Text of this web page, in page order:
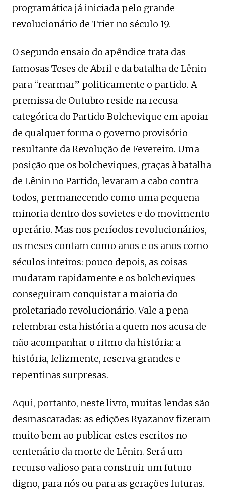
programática já iniciada pelo grande
revolucionário de Trier no século 19.
O segundo ensaio do apêndice trata das
famosas Teses de Abril e da batalha de Lênin
para “rearmar” politicamente o partido. A
premissa de Outubro reside na recusa
categórica do Partido Bolchevique em apoiar
de qualquer forma o governo provisório
resultante da Revolução de Fevereiro. Uma
posição que os bolcheviques, graças à batalha
de Lênin no Partido, levaram a cabo contra
todos, permanecendo como uma pequena
minoria dentro dos sovietes e do movimento
operário. Mas nos períodos revolucionários,
os meses contam como anos e os anos como
séculos inteiros: pouco depois, as coisas
mudaram rapidamente e os bolcheviques
conseguiram conquistar a maioria do
proletariado revolucionário. Vale a pena
relembrar esta história a quem nos acusa de
não acompanhar o ritmo da história: a
história, felizmente, reserva grandes e
repentinas surpresas.
Aqui, portanto, neste livro, muitas lendas são
desmascaradas: as edições Ryazanov fizeram
muito bem ao publicar estes escritos no
centenário da morte de Lênin. Será um
recurso valioso para construir um futuro
digno, para nós ou para as gerações futuras.